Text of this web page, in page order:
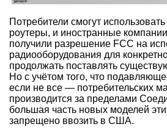
Потребители смогут
роутеры, и иностранные
получили разрешение FCC на
радиооборудования для
продолжать поставлять
Но с учётом того, что
если не все — потребительских
производится за пределами
большая часть новых моделей
запрещено ввозить в США.